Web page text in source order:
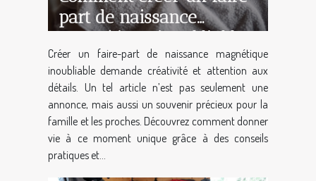
part de naissance
magnétique inoubliable ?
Créer un faire-part de naissance magnétique
inoubliable demande créativité et attention aux
détails. Un tel article n’est pas seulement une
annonce, mais aussi un souvenir précieux pour la
famille et les proches. Découvrez comment donner
vie à ce moment unique grâce à des conseils
pratiques et...